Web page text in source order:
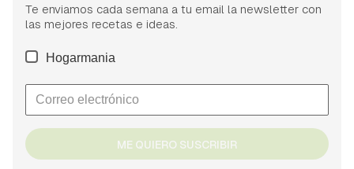
Te enviamos cada semana a tu email la newsletter con
las mejores recetas e ideas.
Hogarmania
ME QUIERO SUSCRIBIR